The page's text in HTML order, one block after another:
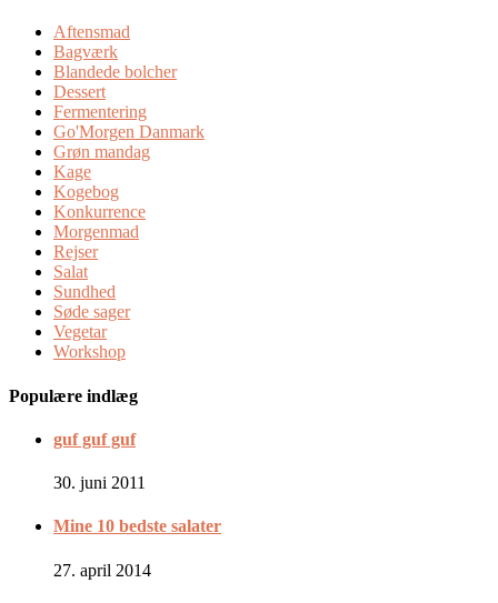
Aftensmad
Bagværk
Blandede bolcher
Dessert
Fermentering
Go'Morgen Danmark
Grøn mandag
Kage
Kogebog
Konkurrence
Morgenmad
Rejser
Salat
Sundhed
Søde sager
Vegetar
Workshop
Populære indlæg
guf guf guf
30. juni 2011
Mine 10 bedste salater
27. april 2014